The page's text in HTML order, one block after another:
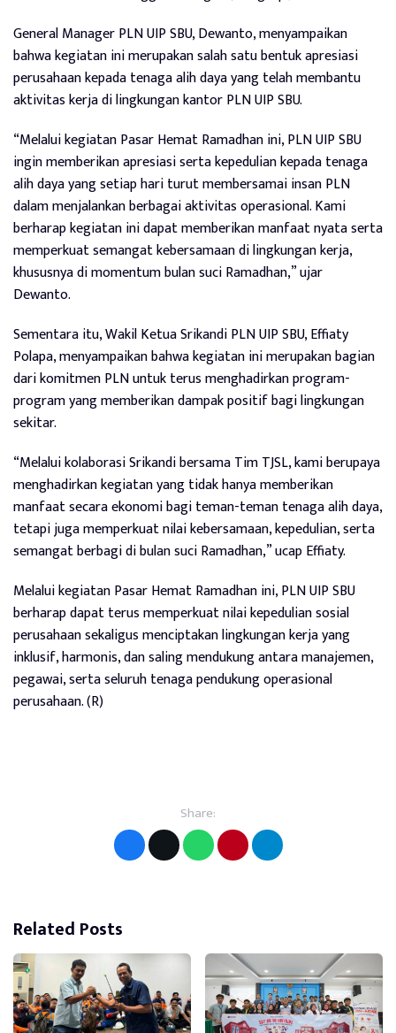
General Manager PLN UIP SBU, Dewanto, menyampaikan
bahwa kegiatan ini merupakan salah satu bentuk apresiasi
perusahaan kepada tenaga alih daya yang telah membantu
aktivitas kerja di lingkungan kantor PLN UIP SBU.
“Melalui kegiatan Pasar Hemat Ramadhan ini, PLN UIP SBU
ingin memberikan apresiasi serta kepedulian kepada tenaga
alih daya yang setiap hari turut membersamai insan PLN
dalam menjalankan berbagai aktivitas operasional. Kami
berharap kegiatan ini dapat memberikan manfaat nyata serta
memperkuat semangat kebersamaan di lingkungan kerja,
khususnya di momentum bulan suci Ramadhan,” ujar
Dewanto.
Sementara itu, Wakil Ketua Srikandi PLN UIP SBU, Effiaty
Polapa, menyampaikan bahwa kegiatan ini merupakan bagian
dari komitmen PLN untuk terus menghadirkan program-
program yang memberikan dampak positif bagi lingkungan
sekitar.
“Melalui kolaborasi Srikandi bersama Tim TJSL, kami berupaya
menghadirkan kegiatan yang tidak hanya memberikan
manfaat secara ekonomi bagi teman-teman tenaga alih daya,
tetapi juga memperkuat nilai kebersamaan, kepedulian, serta
semangat berbagi di bulan suci Ramadhan,” ucap Effiaty.
Melalui kegiatan Pasar Hemat Ramadhan ini, PLN UIP SBU
berharap dapat terus memperkuat nilai kepedulian sosial
perusahaan sekaligus menciptakan lingkungan kerja yang
inklusif, harmonis, dan saling mendukung antara manajemen,
pegawai, serta seluruh tenaga pendukung operasional
perusahaan. (R)
Share:
Related Posts